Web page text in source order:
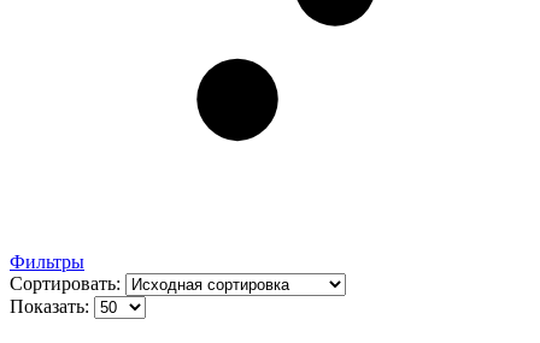
Фильтры
Сортировать:
Показать: